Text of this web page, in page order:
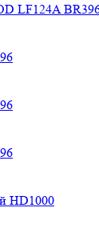
LF124A
HD1000